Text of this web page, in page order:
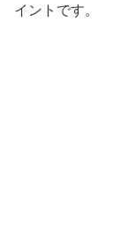
イントです。